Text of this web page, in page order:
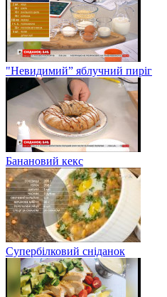
"Невидимий” яблучний пиріг
Банановий кекс
Супербілковий сніданок